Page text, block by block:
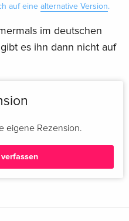
auf eine alternative Version.
im deutschen
es ihn dann nicht auf
eigene Rezension.